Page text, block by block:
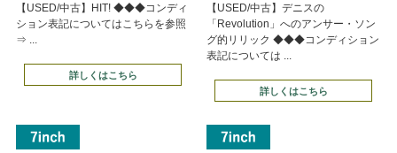
【USED/中古】HIT! ◆◆◆コンディ
ション表記についてはこちらを参照
⇒ ...
詳しくはこちら
【USED/中古】デニスの
「Revolution」へのアンサー・ソン
グ的リリック ◆◆◆コンディション
表記については ...
詳しくはこちら